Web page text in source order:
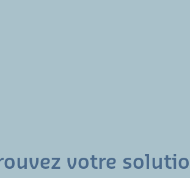
votre